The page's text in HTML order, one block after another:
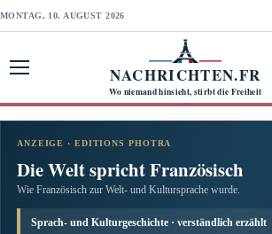
MONTAG, 10. AUGUST 2026
NACHRICHTEN.FR
Wo niemand hinsieht, stirbt die Freiheit
ANZEIGE · EDITIONS PHOTRA
Die Welt spricht Französisch
Wie Französisch zur Welt- und Kultursprache wurde.
Sprach- und Kulturgeschichte · verständlich erzählt